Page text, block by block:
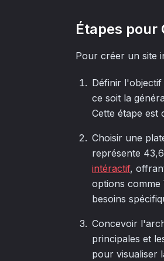
Étapes
Pour créer un site
Définir
ce soit la
Cette étape
Choisir une
représente
intéractif,
options comme
besoins
Concevoir
principales et
pour visualiser